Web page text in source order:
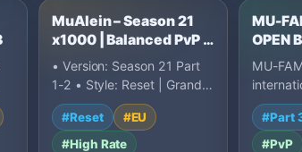
MuAlein – Season 21
x1000 | Balanced PvP |
Long-Term Server |
Opening 18 April
• Version: Season 21 Part
1-2 • Style: Reset | Grand
Reset • Normal EXP: x1000
(Dynamic) • Mast…
#Reset
#EU
#High Rate
MU-
OPEN
MU-
Season
with
fast…
#Part
#PvP